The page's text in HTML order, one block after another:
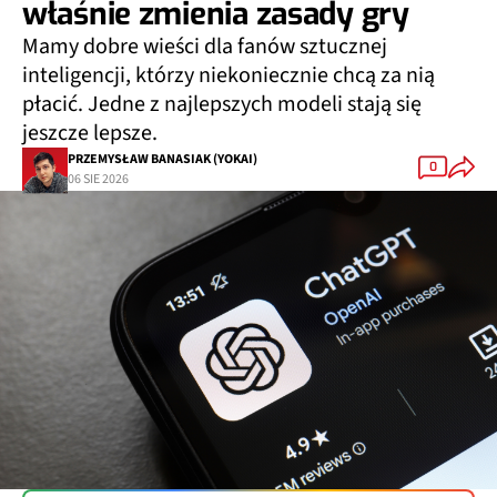
właśnie zmienia zasady gry
Mamy dobre wieści dla fanów sztucznej
inteligencji, którzy niekoniecznie chcą za nią
płacić. Jedne z najlepszych modeli stają się
jeszcze lepsze.
PRZEMYSŁAW BANASIAK (YOKAI)
06 SIE 2026
0